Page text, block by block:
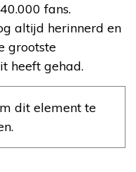
fans.
altijd herinnerd en
grootste
heeft gehad.
dit element te